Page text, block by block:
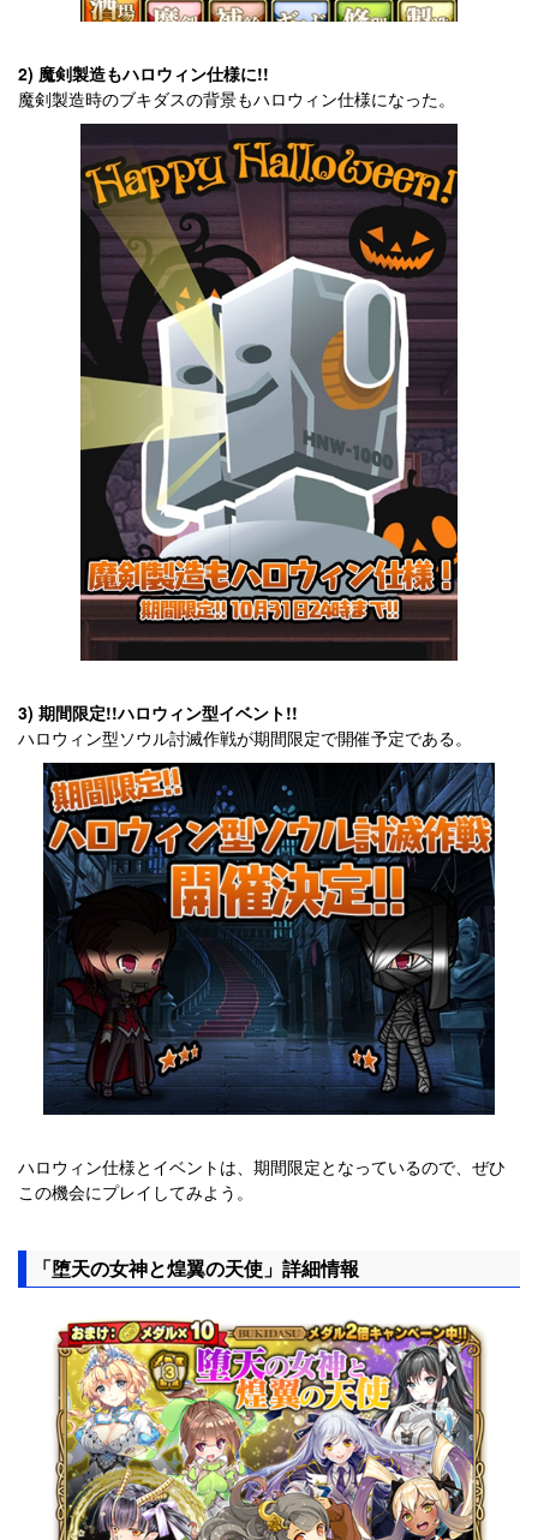
2) 魔剣製造もハロウィン仕様に!!
魔剣製造時のブキダスの背景もハロウィン仕様になった。
3) 期間限定!!ハロウィン型イベント!!
ハロウィン型ソウル討滅作戦が期間限定で開催予定である。
ハロウィン仕様とイベントは、期間限定となっているので、ぜひ
この機会にプレイしてみよう。
「堕天の女神と煌翼の天使」詳細情報